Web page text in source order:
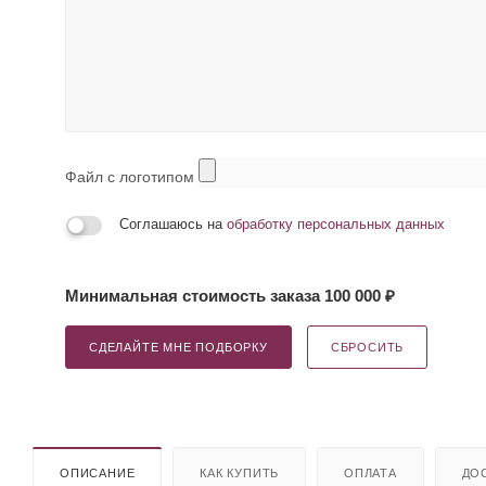
Файл с логотипом
Соглашаюсь на обработку персональных данных
Минимальная стоимость заказа 100 000 ₽
СДЕЛАЙТЕ МНЕ ПОДБОРКУ СБРОСИТЬ
ОПИСАНИЕ КАК КУПИТЬ ОПЛАТА